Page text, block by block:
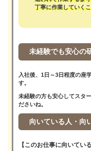
丁寧に作業していく
未経験でも安心の
入社後、1日～3日程度の座
す。
未経験の方も安心してスタ
ださいね。
向いている人・向
【このお仕事に向いている